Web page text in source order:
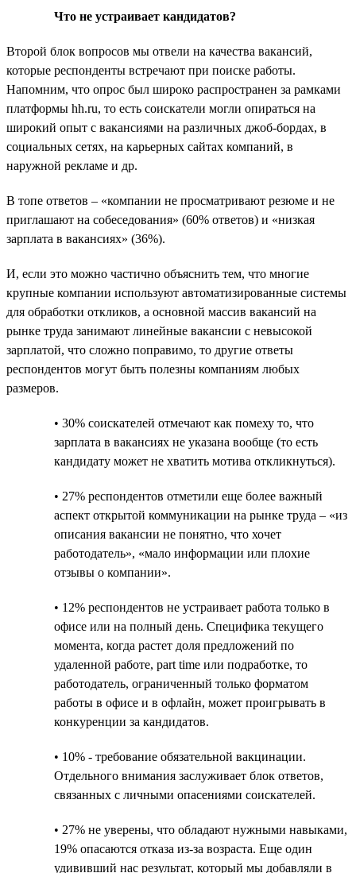
Что не устраивает кандидатов?
Второй блок вопросов мы отвели на качества вакансий,
которые респонденты встречают при поиске работы.
Напомним, что опрос был широко распространен за рамками
платформы hh.ru, то есть соискатели могли опираться на
широкий опыт с вакансиями на различных джоб-бордах, в
социальных сетях, на карьерных сайтах компаний, в
наружной рекламе и др.
В топе ответов – «компании не просматривают резюме и не
приглашают на собеседования» (60% ответов) и «низкая
зарплата в вакансиях» (36%).
И, если это можно частично объяснить тем, что многие
крупные компании используют автоматизированные системы
для обработки откликов, а основной массив вакансий на
рынке труда занимают линейные вакансии с невысокой
зарплатой, что сложно поправимо, то другие ответы
респондентов могут быть полезны компаниям любых
размеров.
• 30% соискателей отмечают как помеху то, что
зарплата в вакансиях не указана вообще (то есть
кандидату может не хватить мотива откликнуться).
• 27% респондентов отметили еще более важный
аспект открытой коммуникации на рынке труда – «из
описания вакансии не понятно, что хочет
работодатель», «мало информации или плохие
отзывы о компании».
• 12% респондентов не устраивает работа только в
офисе или на полный день. Специфика текущего
момента, когда растет доля предложений по
удаленной работе, part time или подработке, то
работодатель, ограниченный только форматом
работы в офисе и в офлайн, может проигрывать в
конкуренции за кандидатов.
• 10% - требование обязательной вакцинации.
Отдельного внимания заслуживает блок ответов,
связанных с личными опасениями соискателей.
• 27% не уверены, что обладают нужными навыками,
19% опасаются отказа из-за возраста. Еще один
удививший нас результат, который мы добавляли в